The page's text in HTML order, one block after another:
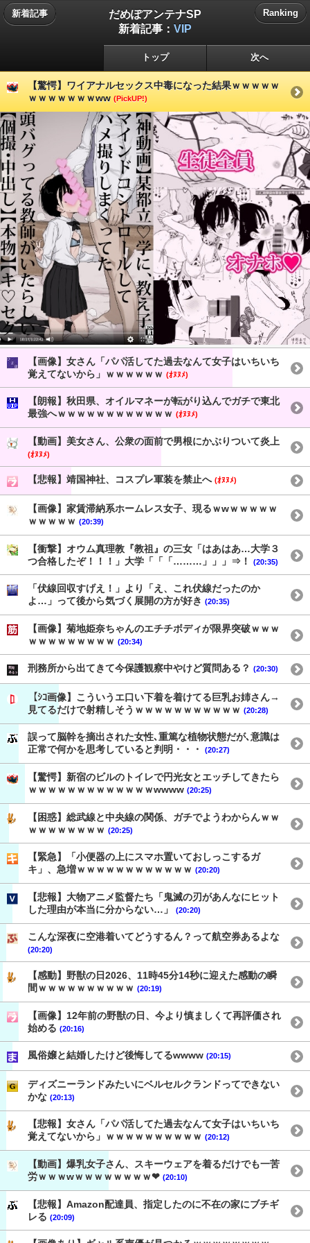
新着記事
だめぽアンテナSP
新着記事： VIP
Ranking
トップ 次へ
【驚愕】ワイアナルセックス中毒になった結果ｗｗｗｗｗ
ｗｗｗｗｗｗｗww (PickUP!)
【画像】女さん「パパ活してた過去なんて女子はいちいち
覚えてないから」ｗｗｗｗｗｗ (ｵﾇﾇﾒ)
【朗報】秋田県、オイルマネーが転がり込んでガチで東北
最強へｗｗｗｗｗｗｗｗｗｗｗｗ (ｵﾇﾇﾒ)
【動画】美女さん、公衆の面前で男根にかぶりついて炎上
(ｵﾇﾇﾒ)
【悲報】靖国神社、コスプレ軍装を禁止へ (ｵﾇﾇﾒ)
【画像】家賃滞納系ホームレス女子、現るｗwｗｗｗｗｗ
ｗｗｗｗｗ (20:39)
【衝撃】オウム真理教『教祖』の三女「はあはあ…大学３
つ合格したぞ！！！」大学「「「………」」」⇒！
(20:35)
「伏線回収すげえ！」より「え、これ伏線だったのか
よ…」って後から気づく展開の方が好き (20:35)
【画像】菊地姫奈ちゃんのエチチボディが限界突破ｗｗｗ
ｗｗｗｗｗｗｗｗｗ (20:34)
刑務所から出てきて今保護観察中やけど質問ある？ (20:30)
【ｼｺ画像】こういうエ口い下着を着けてる巨乳お姉さん→
見てるだけで射精しそうｗｗｗｗｗｗｗｗｗｗｗ (20:28)
誤って脳幹を摘出された女性､重篤な植物状態だが､意識は
正常で何かを思考していると判明・・・
(20:27)
【驚愕】新宿のビルのトイレで円光女とエッチしてきたら
ｗｗｗｗｗｗｗｗｗｗｗｗｗwwww (20:25)
【困惑】総武線と中央線の関係、ガチでようわからんｗｗ
ｗｗｗｗｗｗｗｗ (20:25)
【緊急】「小便器の上にスマホ置いておしっこするガ
キ」、急増ｗｗｗｗｗｗｗｗｗｗｗｗ (20:20)
【悲報】大物アニメ監督たち「鬼滅の刃があんなにヒット
した理由が本当に分からない…」
(20:20)
こんな深夜に空港着いてどうするん？って航空券あるよな
(20:20)
【感動】野獣の日2026、11時45分14秒に迎えた感動の瞬
間ｗｗｗｗｗｗｗｗｗｗ (20:19)
【画像】12年前の野獣の日、今より慎ましくて再評価され
始める (20:16)
風俗嬢と結婚したけど後悔してるwwww (20:15)
ディズニーランドみたいにベルセルクランドってできない
かな (20:13)
【悲報】女さん「パパ活してた過去なんて女子はいちいち
覚えてないから」ｗｗｗｗｗｗｗｗｗｗ (20:12)
【動画】爆乳女子さん、スキーウェアを着るだけでも一苦
労ｗｗｗwｗｗｗｗｗｗｗｗ❤ (20:10)
【悲報】Amazon配達員、指定したのに不在の家にブチギ
レる (20:09)